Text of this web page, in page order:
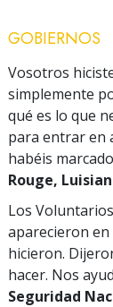
GOBIERNOS
Vosotros
simplemente
qué es lo que
para entrar en
habéis
Rouge,
Los
aparecieron en
hicieron.
hacer. Nos
Seguridad